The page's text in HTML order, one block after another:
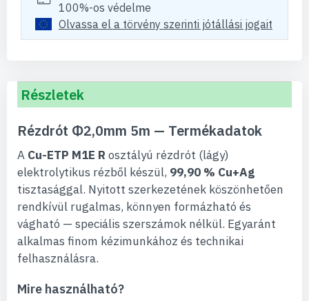
100%-os védelme
Olvassa el a törvény szerinti jótállási jogait
Részletek
Rézdrót Φ2,0mm 5m — Termékadatok
A Cu-ETP M1E R osztályú rézdrót (lágy)
elektrolytikus rézből készül, 99,90 % Cu+Ag
tisztasággal. Nyitott szerkezetének köszönhetően
rendkívül rugalmas, könnyen formázható és
vágható — speciális szerszámok nélkül. Egyaránt
alkalmas finom kézimunkához és technikai
felhasználásra.
Mire használható?